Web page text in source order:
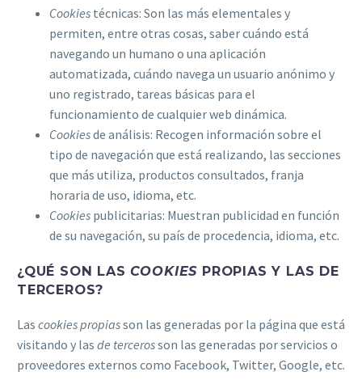
Cookies técnicas: Son las más elementales y
permiten, entre otras cosas, saber cuándo está
navegando un humano o una aplicación
automatizada, cuándo navega un usuario anónimo y
uno registrado, tareas básicas para el
funcionamiento de cualquier web dinámica.
Cookiesde análisis: Recogen información sobre el
tipo de navegación que está realizando, las secciones
que más utiliza, productos consultados, franja
horaria de uso, idioma, etc.
Cookies publicitarias: Muestran publicidad en función
de su navegación, su país de procedencia, idioma, etc.
¿QUÉ SON LASCOOKIES PROPIAS Y LAS DE
TERCEROS?
Las cookies propiasson las generadas por la página que está
visitando y las de tercerosson las generadas por servicios o
proveedores externos como Facebook, Twitter, Google, etc.